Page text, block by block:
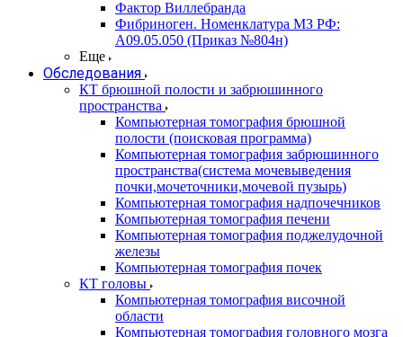
Фактор Виллебранда
Фибриноген. Номенклатура МЗ РФ:
A09.05.050 (Приказ №804н)
Еще
Обследования
КТ брюшной полости и забрюшинного
пространства
Компьютерная томография брюшной
полости (поисковая программа)
Компьютерная томография забрюшинного
пространства(система мочевыведения
почки,мочеточники,мочевой пузырь)
Компьютерная томография надпочечников
Компьютерная томография печени
Компьютерная томография поджелудочной
железы
Компьютерная томография почек
КТ головы
Компьютерная томография височной
области
Компьютерная томография головного мозга